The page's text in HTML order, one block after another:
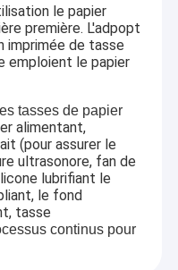
le papier
première. L'adpopt
imprimée de tasse
emploient le papier
tasses de papier
alimentant,
(pour assurer le
ultrasonore, fan de
lubrifiant le
le fond
tasse
continus pour